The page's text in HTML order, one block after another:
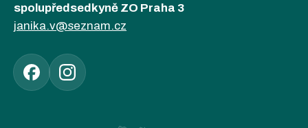
spolupředsedkyně ZO Praha 3
janika.v@seznam.cz